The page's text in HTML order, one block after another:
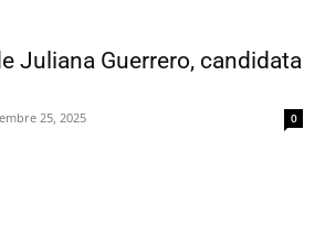
Juliana Guerrero, candidata
25, 2025 0